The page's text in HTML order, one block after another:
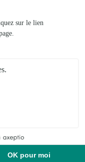
une plante